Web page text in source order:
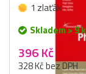
1 zlaťák
Skladem > 9
396 Kč
328 Kč bez DPH